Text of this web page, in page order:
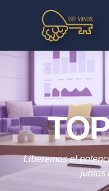
Liberemos el
juntos